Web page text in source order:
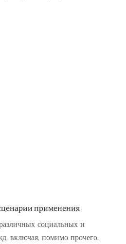
применения
социальных и
включая, помимо прочего,